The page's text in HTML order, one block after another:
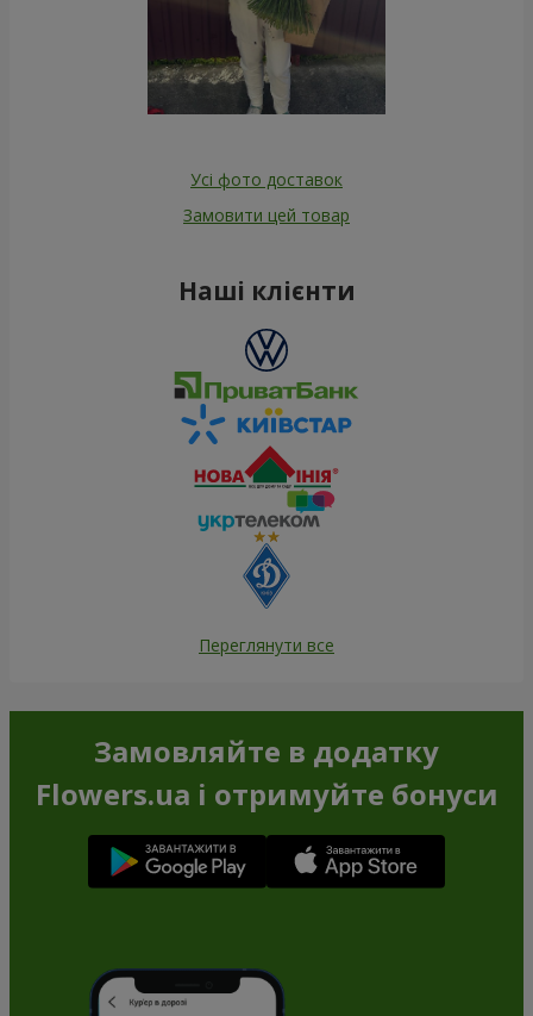
Усі фото доставок
Замовити цей товар
Наші клієнти
Переглянути все
Замовляйте в додатку
Flowers.ua і отримуйте бонуси